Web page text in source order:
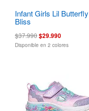
Infant Girls Lil Butterfly
Bliss
$37.990$29.990
Disponible en 2 colores